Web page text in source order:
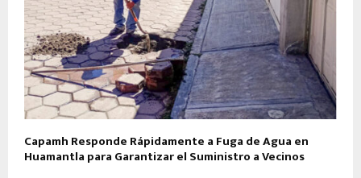
Capamh Responde Rápidamente a Fuga de Agua en
Huamantla para Garantizar el Suministro a Vecinos